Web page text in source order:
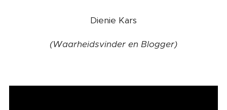
Dienie Kars
(Waarheidsvinder en Blogger)